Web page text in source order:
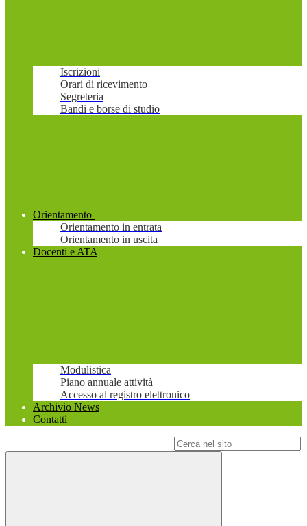
Iscrizioni
Orari di ricevimento
Segreteria
Bandi e borse di studio
Orientamento
Orientamento in entrata
Orientamento in uscita
Docenti e ATA
Modulistica
Piano annuale attività
Accesso al registro elettronico
Archivio News
Contatti